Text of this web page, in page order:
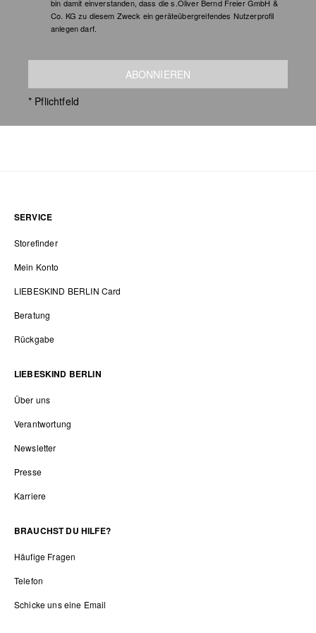
bin damit einverstanden, dass die s.Oliver Bernd Freier GmbH &
Co. KG zu diesem Zweck ein geräteübergreifendes Nutzerprofil
anlegen darf.
ABONNIEREN
* Pflichtfeld
SERVICE
Storefinder
Mein Konto
LIEBESKIND BERLIN Card
Beratung
Rückgabe
LIEBESKIND BERLIN
Über uns
Verantwortung
Newsletter
Presse
Karriere
BRAUCHST DU HILFE?
Häufige Fragen
Telefon
Schicke uns eine Email